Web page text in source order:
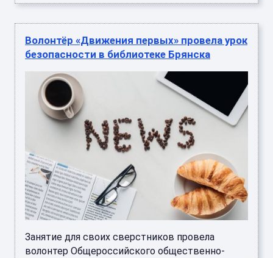
Волонтёр «Движения первых» провела урок
безопасности в библиотеке Брянска
Занятие для своих сверстников провела
волонтер Общероссийского общественно-